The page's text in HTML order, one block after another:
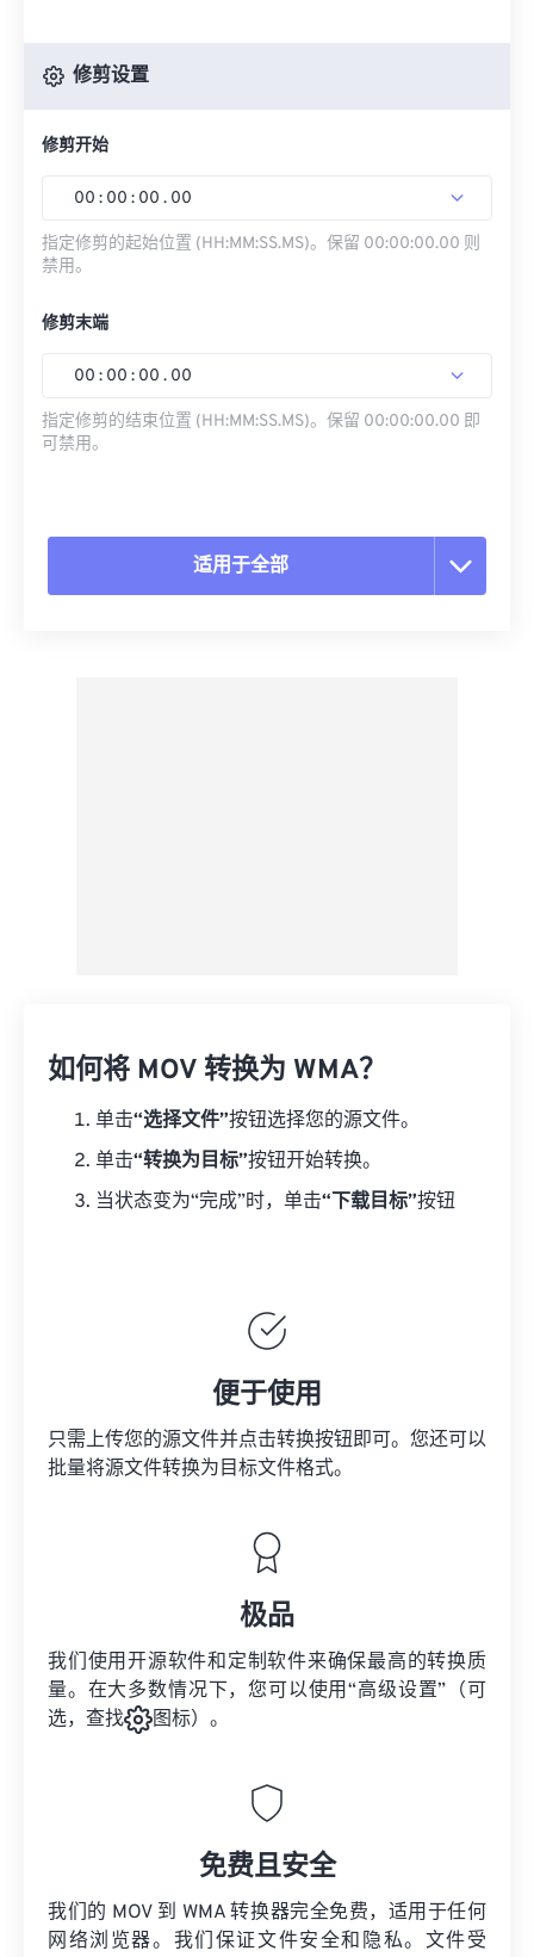
修剪设置
修剪开始
00 : 00 : 00 . 00
指定修剪的起始位置 (HH:MM:SS.MS)。保留 00:00:00.00 则
禁用。
修剪末端
00 : 00 : 00 . 00
指定修剪的结束位置 (HH:MM:SS.MS)。保留 00:00:00.00 即
可禁用。
适用于全部
如何将 MOV 转换为 WMA？
单击“选择文件”按钮选择您的源文件。
单击“转换为目标”按钮开始转换。
当状态变为“完成”时，单击“下载目标”按钮
便于使用
只需上传您的源文件并点击转换按钮即可。您还可以
批量将源文件转换为目标文件格式。
极品
我们使用开源软件和定制软件来确保最高的转换质
量。在大多数情况下，您可以使用“高级设置”（可
选，查找
图标）。
免费且安全
我们的 MOV 到 WMA 转换器完全免费，适用于任何
网络浏览器。我们保证文件安全和隐私。文件受